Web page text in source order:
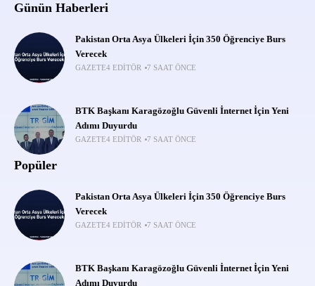
Günün Haberleri
Pakistan Orta Asya Ülkeleri İçin 350 Öğrenciye Burs
Verecek
GAZETE4 EDITÖR 7 SAAT ÖNCE
BTK Başkanı Karagözoğlu Güvenli İnternet İçin Yeni
Adımı Duyurdu
GAZETE4 EDITÖR 7 SAAT ÖNCE
Popüler
Pakistan Orta Asya Ülkeleri İçin 350 Öğrenciye Burs
Verecek
GAZETE4 EDITÖR 7 SAAT ÖNCE
BTK Başkanı Karagözoğlu Güvenli İnternet İçin Yeni
Adımı Duyurdu